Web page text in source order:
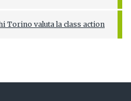
Torino valuta la class action